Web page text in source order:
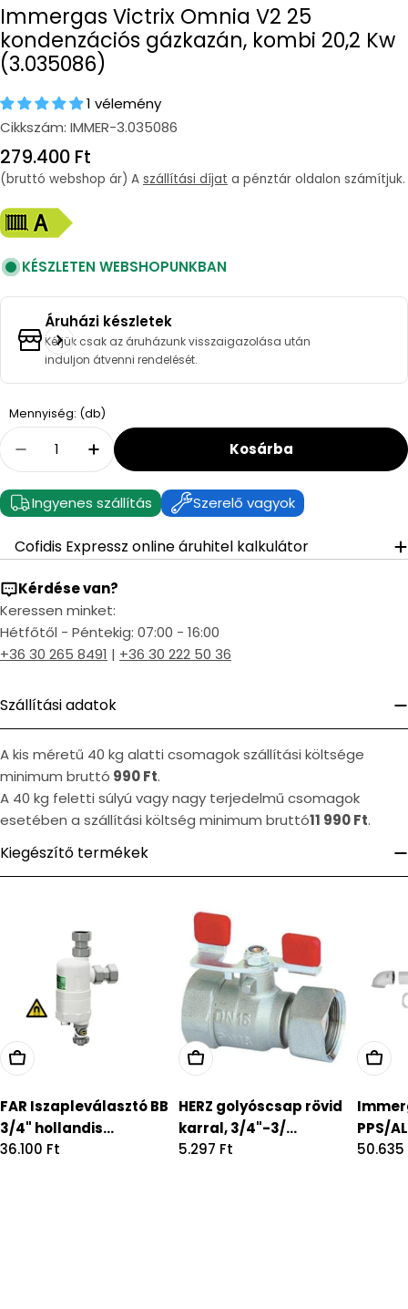
Immergas Victrix Omnia V2 25
kondenzációs gázkazán, kombi 20,2 Kw
(3.035086)
1 vélemény
Cikkszám: IMMER-3.035086
Regular
price
279.400 Ft
(bruttó webshop ár) A szállítási díjat a pénztár oldalon számítjuk.
KÉSZLETEN WEBSHOPUNKBAN
Áruházi készletek
Kérjük csak az áruházunk visszaigazolása után
induljon átvenni rendelését.
Mennyiség: (db)Quantity
Decrease Quantity For Immergas Victrix
Increase Quantity For Immergas
Kosárba
Ingyenes szállítás Szerelő vagyok
Cofidis Expressz online áruhitel kalkulátor
Kérdése van?
Keressen minket:
Hétfőtől - Péntekig: 07:00 - 16:00
+36 30 265 8491 | +36 30 222 50 36
Szállítási adatok
A kis méretű 40 kg alatti csomagok szállítási költsége
minimum bruttó 990 Ft.
A 40 kg feletti súlyú vagy nagy terjedelmű csomagok
esetében a szállítási költség minimum bruttó11 990 Ft.
Kiegészítő termékek
FAR Iszapleválasztó BB
3/4" hollandis...
Regular
36.100 Ft
HERZ golyóscsap rövid
karral, 3/4"-3/...
Regular
5.297 Ft
PPS/
50.635